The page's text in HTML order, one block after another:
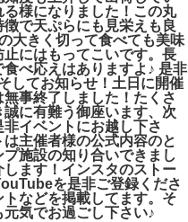
る様になりました！この丸
で天ぷらにも見栄えも良
大きく切って食べても美味
止にはもってこいです。長
食べ応えはありますよ♪ 是非
してお知らせ！土日に開催
事終了しました！たくさ
誠に有難う御座います、次
非イベントにお越し下さ
主催者様の公式内容のと
施設の知り合いできまし
します！インスタのストー
を是非ご登録くださ
トなどを掲載してます。そ
気でお過ごし下さい♪